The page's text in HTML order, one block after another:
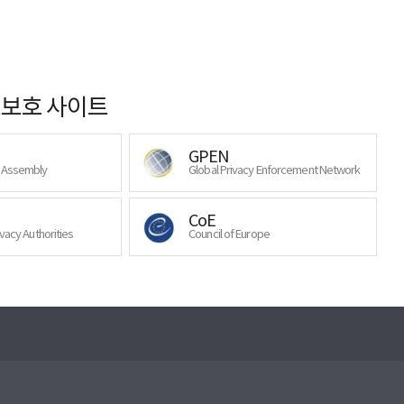
호 사이트
GPEN
Global Privacy Enforcement Network
Authorities
CoE
Council of Europe